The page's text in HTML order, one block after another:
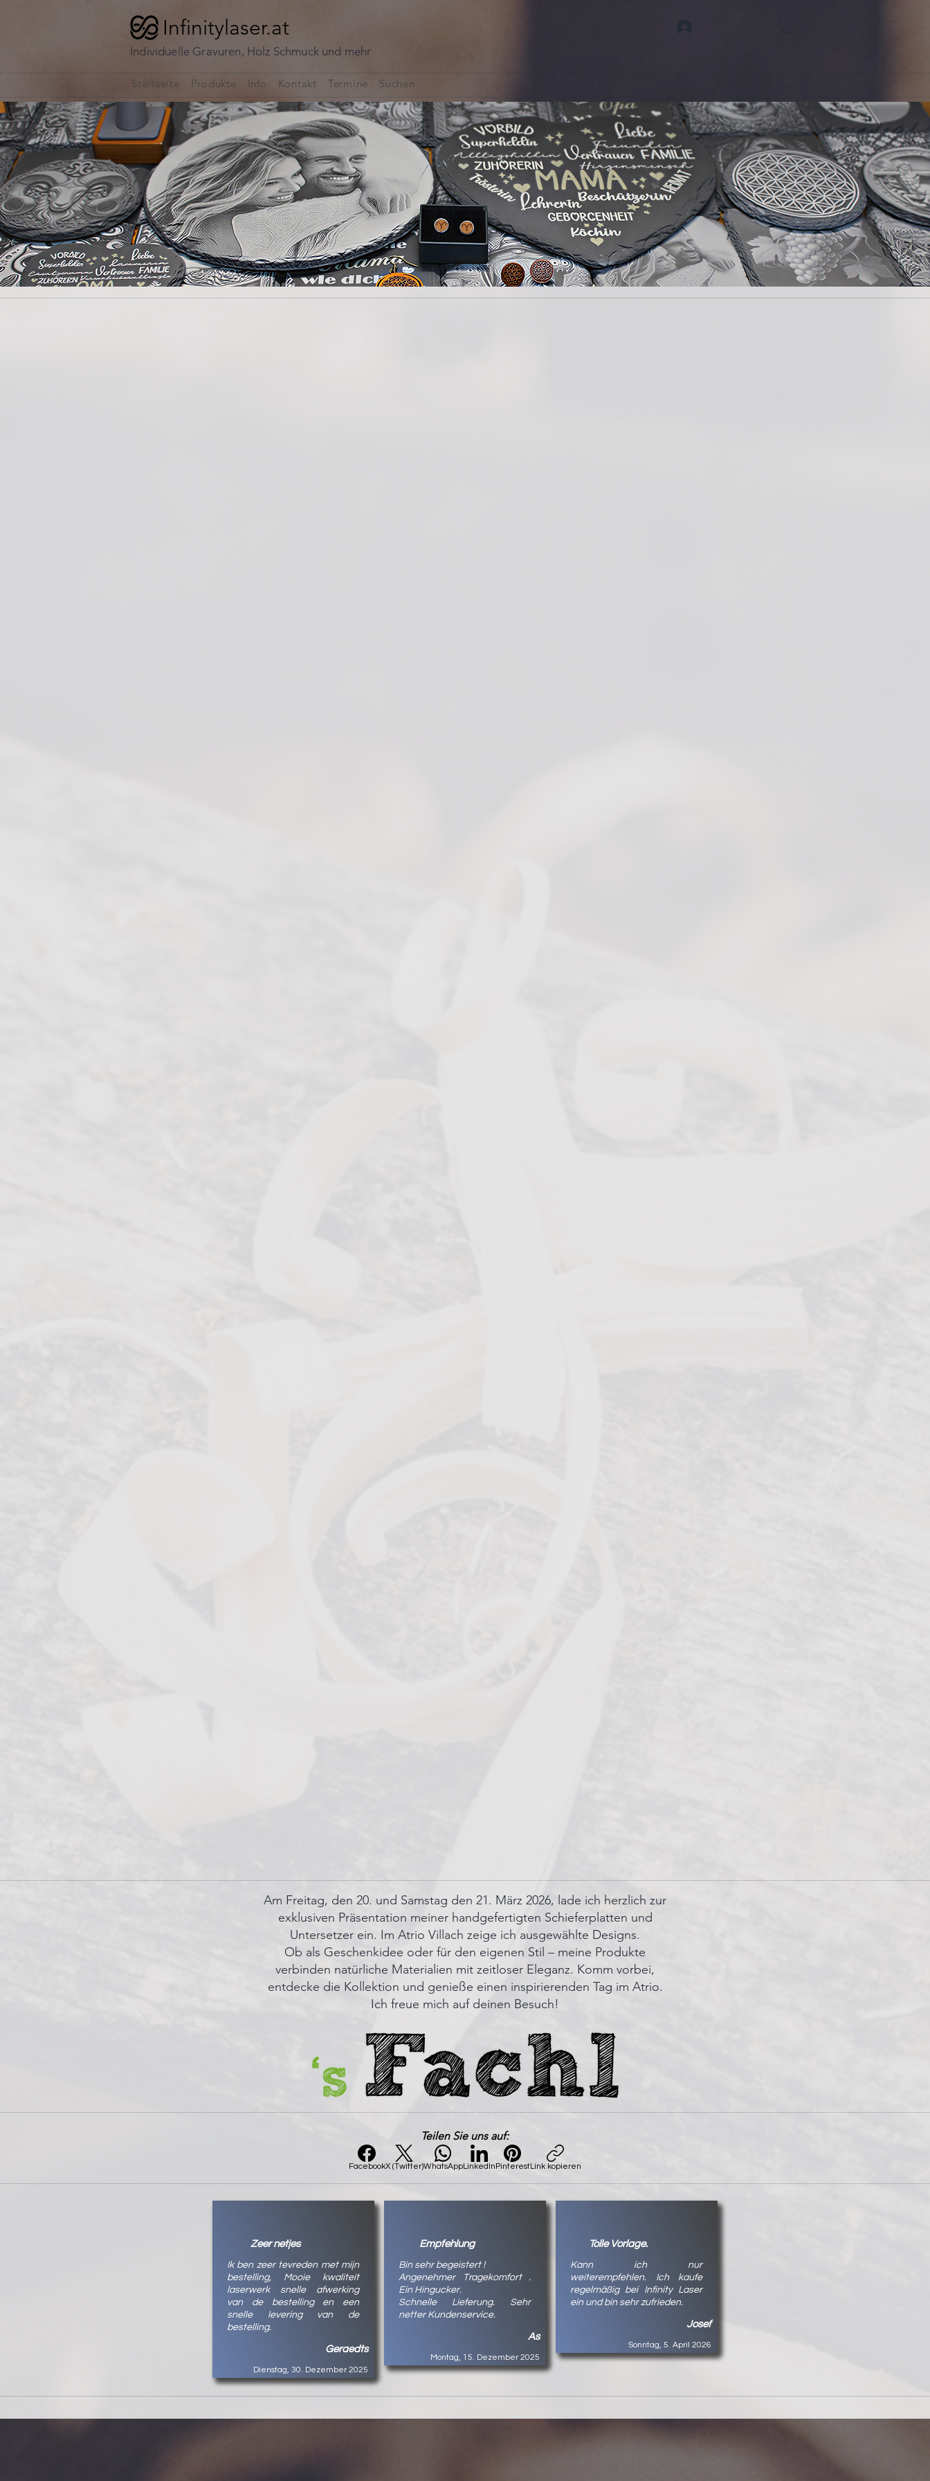
Infinitylaser.at
Individuelle Gravuren, Holz Schmuck und mehr
Startseite Produkte Info Kontakt Termine Suchen
Am Freitag, den 20. und Samstag den 21. März 2026, lade ich herzlich zur
exklusiven Präsentation meiner handgefertigten Schieferplatten und
Untersetzer ein. Im Atrio Villach zeige ich ausgewählte Designs.
Ob als Geschenkidee oder für den eigenen Stil – meine Produkte
verbinden natürliche Materialien mit zeitloser Eleganz. Komm vorbei,
entdecke die Kollektion und genieße einen inspirierenden Tag im Atrio.
Ich freue mich auf deinen Besuch!
Teilen Sie uns auf:
FacebookX (Twitter)WhatsAppLinkedInPinterestLink kopieren
Zeer netjes
Ik ben zeer tevreden met mijn
bestelling, Mooie kwaliteit
laserwerk snelle afwerking
van de bestelling en een
snelle levering van de
bestelling.
Geraedts
Dienstag, 30. Dezember 2025
Empfehlung
Bin sehr begeistert !
Angenehmer Tragekomfort .
Ein Hingucker.
Schnelle Lieferung. Sehr
netter Kundenservice.
As
Montag, 15. Dezember 2025
Tolle Vorlage.
Kann ich nur
weiterempfehlen. Ich kaufe
regelmäßig bei Infinity Laser
ein und bin sehr zufrieden.
Josef
Sonntag, 5. April 2026